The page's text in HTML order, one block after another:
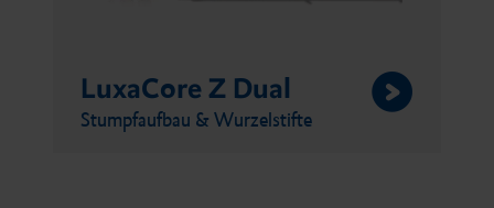
LuxaCore Z Dual
Stumpfaufbau & Wurzelstifte